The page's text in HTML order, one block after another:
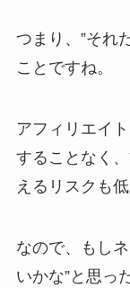
つまり、”それ
ことですね。
アフィリエイ
することなく
えるリスクも
なので、もし
いかな”と思っ